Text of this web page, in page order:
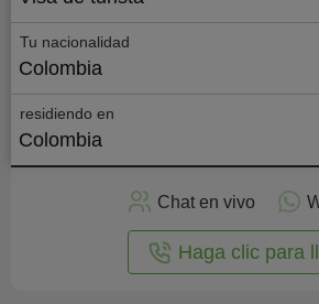
Tu nacionalidad
Colombia
residiendo en
Colombia
Chat en vivo
Haga clic para